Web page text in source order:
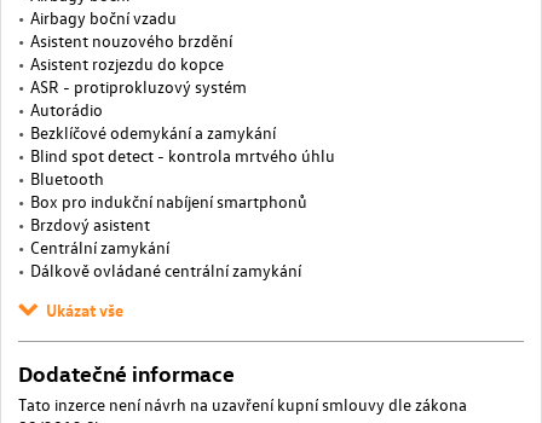
Airbagy boční vzadu
Asistent nouzového brzdění
Asistent rozjezdu do kopce
ASR - protiprokluzový systém
Autorádio
Bezklíčové odemykání a zamykání
Blind spot detect - kontrola mrtvého úhlu
Bluetooth
Box pro indukční nabíjení smartphonů
Brzdový asistent
Centrální zamykání
Dálkově ovládané centrální zamykání
Ukázat vše
Dodatečné informace
Tato inzerce není návrh na uzavření kupní smlouvy dle zákona